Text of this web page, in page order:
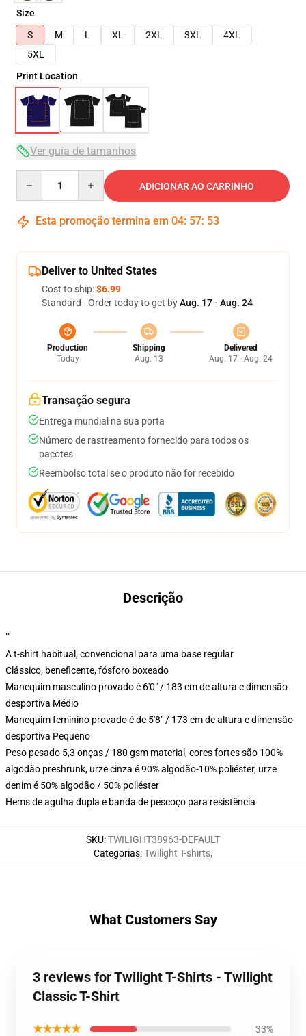
Size
S
M L XL 2XL 3XL
4XL
5XL
Print Location
Ver guia de tamanhos
ADICIONAR AO CARRINHO
Esta promoção termina em 04: 57: 52
Deliver to United States
Cost to ship:$6.99
Standard - Order today to get byAug. 17 - Aug. 24
Production
Today
Shipping
Aug. 13
Delivered
Aug. 17 - Aug. 24
Transação segura
Entrega mundial na sua porta
Número de rastreamento fornecido para todos os
pacotes
Reembolso total se o produto não for recebido
Descrição
""
A t-shirt habitual, convencional para uma base regular
Clássico, beneficente, fósforo boxeado
Manequim masculino provado é 6'0" / 183 cm de altura e dimensão
desportiva Médio
Manequim feminino provado é de 5'8" / 173 cm de altura e dimensão
desportiva Pequeno
Peso pesado 5,3 onças / 180 gsm material, cores fortes são 100%
algodão preshrunk, urze cinza é 90% algodão-10% poliéster, urze
denim é 50% algodão / 50% poliéster
Hems de agulha dupla e banda de pescoço para resistência
SKU:TWILIGHT38963-DEFAULT
Categorias:Twilight T-shirts,
What Customers Say
3 reviews for Twilight T-Shirts - Twilight
Classic T-Shirt
★★★★★ 33%